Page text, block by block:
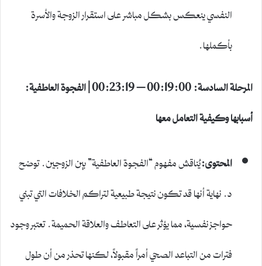
النفسي ينعكس بشكل مباشر على استقرار الزوجة والأسرة
بأكملها.
المرحلة السادسة: 00:19:00 – 00:23:19 | الفجوة العاطفية:
أسبابها وكيفية التعامل معها
المحتوى:يُناقش مفهوم “الفجوة العاطفية” بين الزوجين. توضح
د. نهاية أنها قد تكون نتيجة طبيعية لتراكم الخلافات التي تبني
حواجز نفسية، مما يؤثر على التعاطف والعلاقة الحميمة. تعتبر وجود
فترات من التباعد الصحي أمراً مقبولاً، لكنها تحذر من أن طول